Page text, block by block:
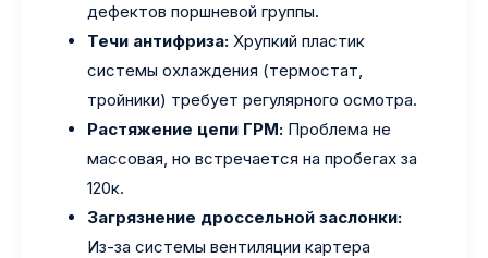
дефектов поршневой группы.
Течи антифриза: Хрупкий пластик
системы охлаждения (термостат,
тройники) требует регулярного осмотра.
Растяжение цепи ГРМ: Проблема не
массовая, но встречается на пробегах за
120к.
Загрязнение дроссельной заслонки:
Из-за системы вентиляции картера